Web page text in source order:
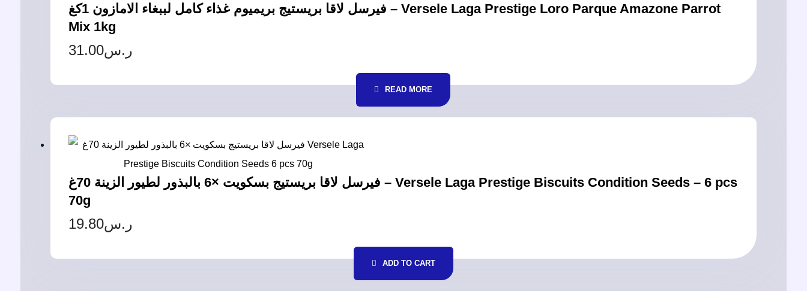
فيرسل لاقا بريستيج بريميوم غذاء كامل لببغاء الامازون 1كغ – Versele Laga Prestige Loro Parque Amazone Parrot
Mix 1kg
ر.س31.00
READ MORE
فيرسل لاقا بريستيج بسكويت ×6 بالبذور لطيور الزينة 70غ – Versele Laga Prestige Biscuits Condition Seeds – 6 pcs
70g
ر.س19.80
ADD TO CART